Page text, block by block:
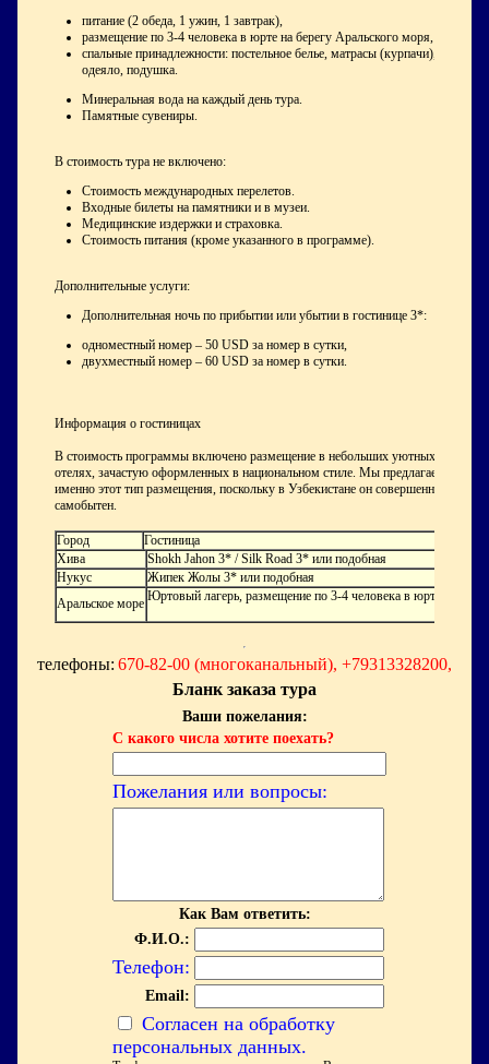
питание (2 обеда, 1 ужин, 1 завтрак),
размещение по 3-4 человека в юрте на берегу Аральского моря,
спальные принадлежности: постельное белье, матрасы (курпачи),
одеяло, подушка.
Минеральная вода на каждый день тура.
Памятные сувениры.
В стоимость тура не включено:
Стоимость международных перелетов.
Входные билеты на памятники и в музеи.
Медицинские издержки и страховка.
Стоимость питания (кроме указанного в программе).
Дополнительные услуги:
Дополнительная ночь по прибытии или убытии в гостинице 3*:
одноместный номер – 50 USD за номер в сутки,
двухместный номер – 60 USD за номер в сутки.
Информация о гостиницах
В стоимость программы включено размещение в небольших уютных
отелях, зачастую оформленных в национальном стиле. Мы предлагаем
именно этот тип размещения, поскольку в Узбекистане он совершенно
самобытен.
Город
Гостиница
Хива
Shokh Jahon 3* / Silk Road 3* или подобная
Нукус
Жипек Жолы 3* или подобная
Аральское море Юртовый лагерь, размещение по 3-4 человека в юрте
телефоны: 670-82-00 (многоканальный), +79313328200,
Бланк заказа тура
Ваши пожелания:
С какого числа хотите поехать?
Пожелания или вопросы:
Как Вам ответить:
Ф.И.О.:
Телефон:
Email:
Согласен на обработку
персональных данных.